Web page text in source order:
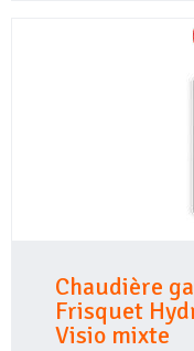
Chaudière
Frisquet
Visio mixte